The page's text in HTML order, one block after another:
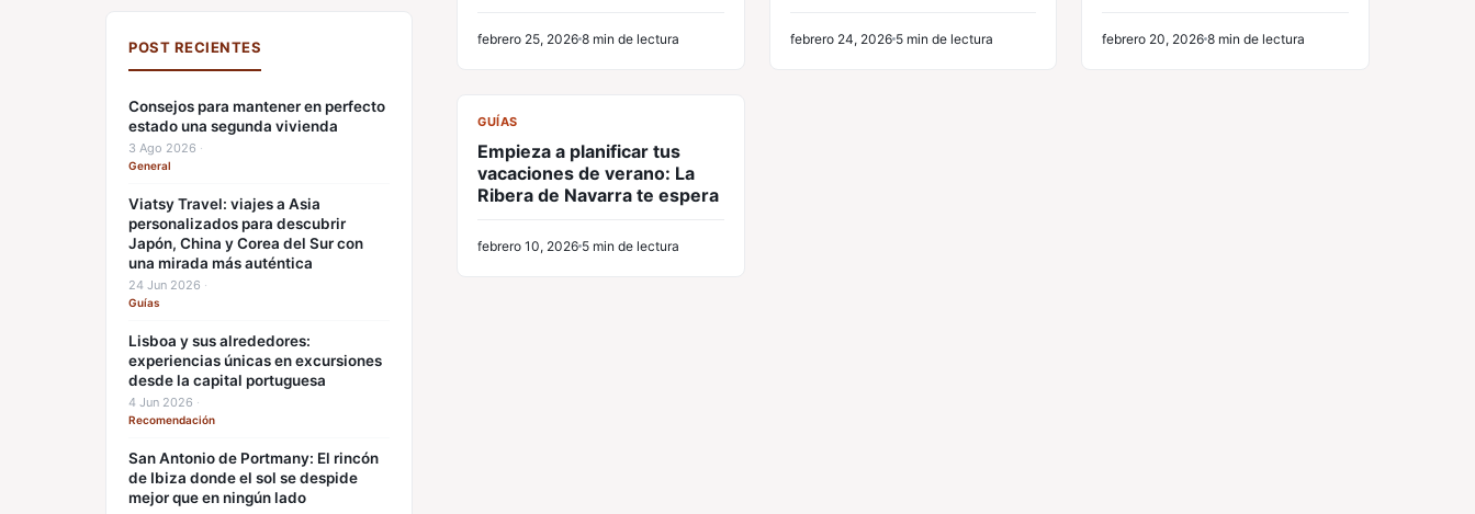
POST RECIENTES
Consejos para mantener en perfecto
estado una segunda vivienda
3 Ago 2026 ·
General
Viatsy Travel: viajes a Asia
personalizados para descubrir
Japón, China y Corea del Sur con
una mirada más auténtica
24 Jun 2026 ·
Guías
Lisboa y sus alrededores:
experiencias únicas en excursiones
desde la capital portuguesa
4 Jun 2026 ·
Recomendación
San Antonio de Portmany: El rincón
de Ibiza donde el sol se despide
mejor que en ningún lado
febrero 25, 2026 8 min de lectura febrero 24, 2026 5 min de lectura febrero 20, 2026 8 min de lectura
GUÍAS
Empieza a planificar tus
vacaciones de verano: La
Ribera de Navarra te espera
febrero 10, 2026 5 min de lectura